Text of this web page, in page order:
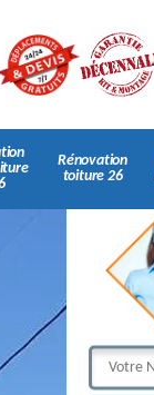
Rénovation
toiture 26